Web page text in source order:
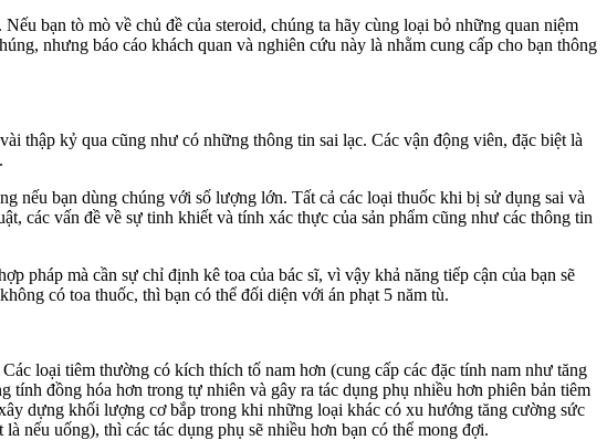
bạn tò mò về chủ đề của steroid, chúng ta hãy cùng loại bỏ những quan niệm
nhưng báo cáo khách quan và nghiên cứu này là nhằm cung cấp cho bạn thông
thập kỷ qua cũng như có những thông tin sai lạc. Các vận động viên, đặc biệt là
nếu bạn dùng chúng với số lượng lớn. Tất cả các loại thuốc khi bị sử dụng sai và
các vấn đề về sự tinh khiết và tính xác thực của sản phẩm cũng như các thông tin
pháp mà cần sự chỉ định kê toa của bác sĩ, vì vậy khả năng tiếp cận của bạn sẽ
có toa thuốc, thì bạn có thể đối diện với án phạt 5 năm tù.
loại tiêm thường có kích thích tố nam hơn (cung cấp các đặc tính nam như tăng
đồng hóa hơn trong tự nhiên và gây ra tác dụng phụ nhiều hơn phiên bản tiêm
dựng khối lượng cơ bắp trong khi những loại khác có xu hướng tăng cường sức
nếu uống), thì các tác dụng phụ sẽ nhiều hơn bạn có thể mong đợi.